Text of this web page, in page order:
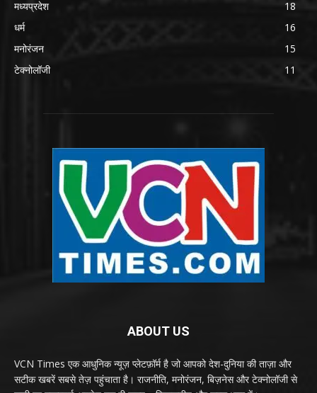
मध्यप्रदेश
18
धर्म
16
मनोरंजन
15
टेक्नोलॉजी
11
ABOUT US
VCN Times एक आधुनिक न्यूज़ प्लेटफ़ॉर्म है जो आपको देश-दुनिया की ताज़ा और
सटीक खबरें सबसे तेज़ पहुंचाता है। राजनीति, मनोरंजन, बिज़नेस और टेक्नोलॉजी से